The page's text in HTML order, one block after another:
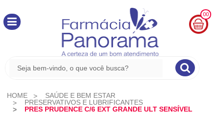
00
0,00
HOME
SAÚDE E BEM ESTAR
PRESERVATIVOS E LUBRIFICANTES
PRES PRUDENCE C/6 EXT GRANDE ULT SENSÍVEL